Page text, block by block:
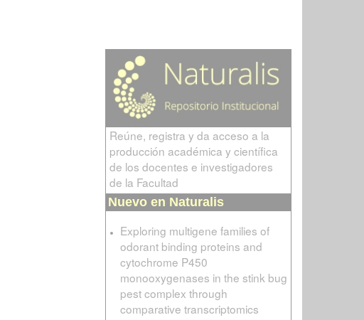
Reúne, registra y da acceso a la
producción académica y científica
de los docentes e investigadores
de la Facultad
Nuevo en Naturalis
Exploring multigene families of
odorant binding proteins and
cytochrome P450
monooxygenases in the stink bug
pest complex through
comparative transcriptomics